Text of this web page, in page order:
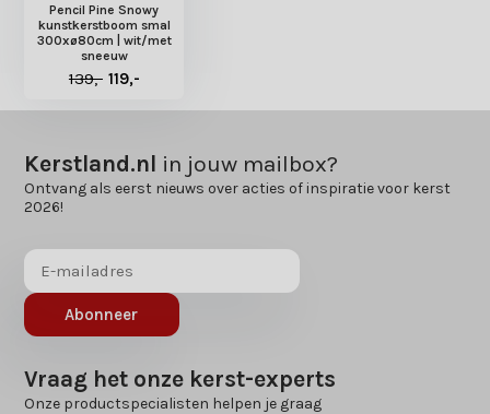
Pencil Pine Snowy
kunstkerstboom smal
300xø80cm | wit/met
sneeuw
139,- 119,-
Kerstland.nl in jouw mailbox?
Ontvang als eerst nieuws over acties of inspiratie voor kerst
2026!
Abonneer
Vraag het onze kerst-experts
Onze productspecialisten helpen je graag